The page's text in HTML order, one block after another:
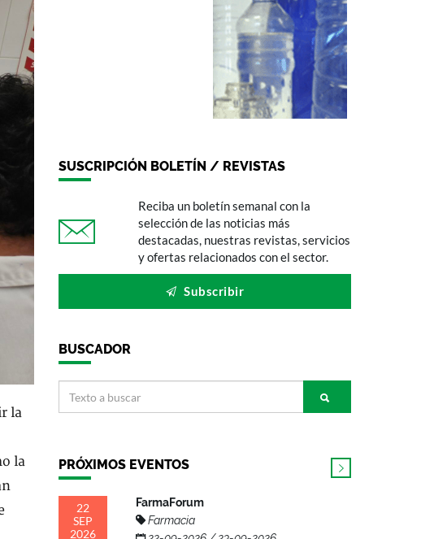
la
la
SUSCRIPCIÓN BOLETÍN / REVISTAS
Reciba un boletín semanal con la
selección de las noticias más
destacadas, nuestras revistas, servicios
y ofertas relacionados con el sector.
Subscribir
BUSCADOR
PRÓXIMOS EVENTOS
22
SEP
2026
FarmaForum
Farmacia